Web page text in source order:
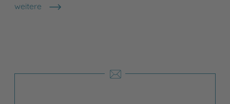
weitere
Shops anzeigen